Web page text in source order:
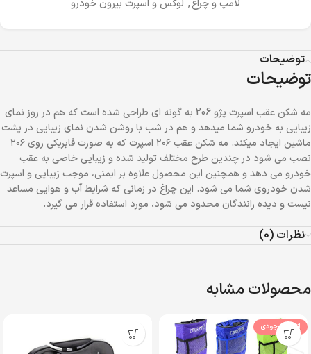
لامپ و چراغ, لوکس و اسپرت بیرون خودرو
توضیحات
توضیحات
مه شکن عقب اسپرت پژو 206 به گونه ای طراحی شده است که هم در روز نمای
زیبایی به خودرو شما میدهد و هم در شب با روشن شدن نمای زیبایی در پشت
ماشین ایجاد میکند. مه شکن عقب ۲۰۶ اسپرت که به صورت فابریکی روی ۲۰۶
نصب می شود در چندین طرح مختلف تولید شده و زیبایی خاصی به عقب
خودرو می دهد و همچنین این محصول علاوه بر ایمنی، موجب زیبایی و اسپرت
شدن خودروی شما می شود. این چراغ در زمانی که شرایط آب و هوایی مساعد
نیست و دیده رانندگان محدود می شود، مورد استفاده قرار می گیرد.
نظرات (0)
محصولات مشابه
اتمام موجودی